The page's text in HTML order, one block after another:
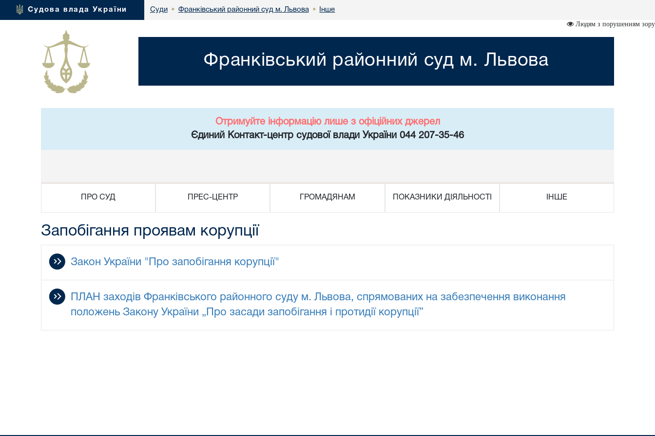
Судова влада України Суди • Франківський районний суд м. Львова • Інше
Людям з порушенням зору
Франківський районний суд м. Львова
Отримуйте інформацію лише з офіційних джерел
Єдиний Контакт-центр судової влади України 044 207-35-46
ПРО СУД ПРЕС-ЦЕНТР ГРОМАДЯНАМ ПОКАЗНИКИ ДІЯЛЬНОСТІ ІНШЕ
Запобігання проявам корупції
Закон України "Про запобігання корупції"
ПЛАН заходів Франківського районного суду м. Львова, спрямованих на забезпечення виконання
положень Закону України „Про засади запобігання і протидії корупції”